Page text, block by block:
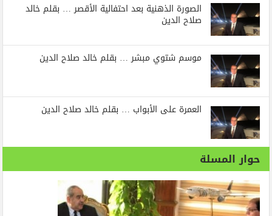
الصورة الذهنية بعد احتفالية الأقصر … بقلم خالد
صلاح الدين
موسم شتوي مبشر … بقلم خالد صلاح الدين
العمرة على الأبواب … بقلم خالد صلاح الدين
حوار المسلة